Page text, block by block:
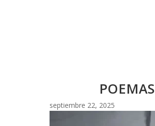
septiembre 22, 2025